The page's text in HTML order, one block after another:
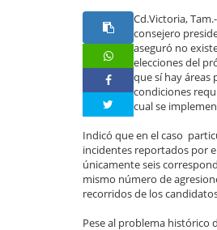
Cd.Victoria,
consejero
aseguró no
elecciones del
que sí hay áreas
condiciones
cual se
Indicó que en el caso
incidentes reportados por
únicamente seis
mismo número de
recorridos de los
Pese al problema histórico